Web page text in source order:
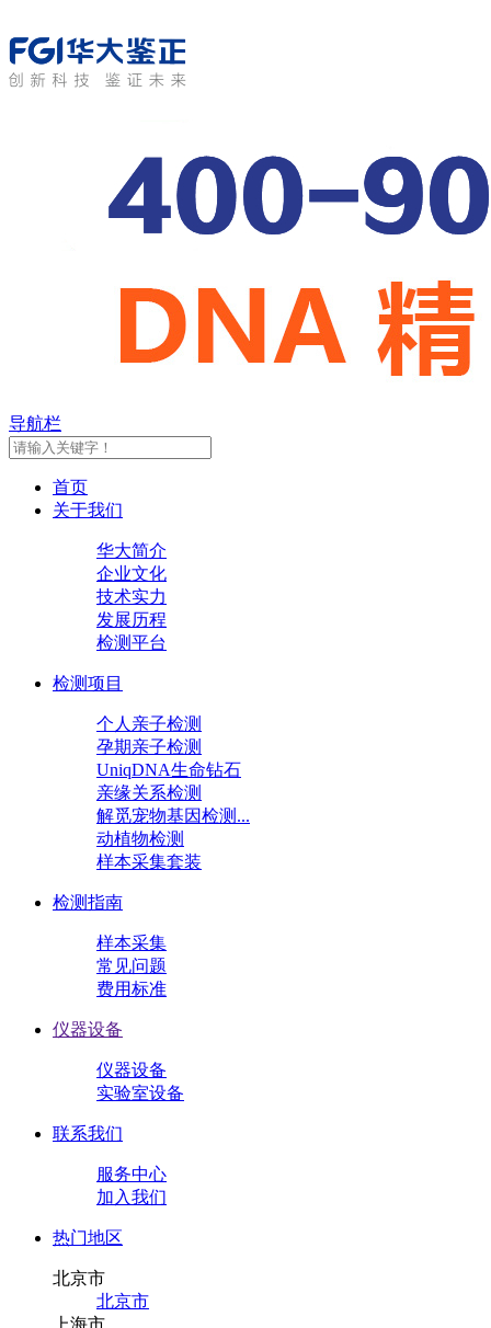
导航栏
首页
关于我们
华大简介
企业文化
技术实力
发展历程
检测平台
检测项目
个人亲子检测
孕期亲子检测
UniqDNA生命钻石
亲缘关系检测
解觅宠物基因检测...
动植物检测
样本采集套装
检测指南
样本采集
常见问题
费用标准
仪器设备
仪器设备
实验室设备
联系我们
服务中心
加入我们
热门地区
北京市
北京市
上海市